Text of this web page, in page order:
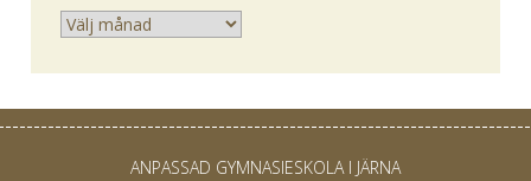
Arkiv
ANPASSAD GYMNASIESKOLA I JÄRNA